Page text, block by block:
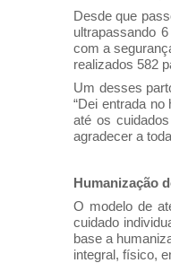
Desde que
ultrapassando
com a
realizados 582
Um desses
“Dei entrada
até os
agradecer a
Humanização
O modelo de
cuidado
base a
integral, físico,